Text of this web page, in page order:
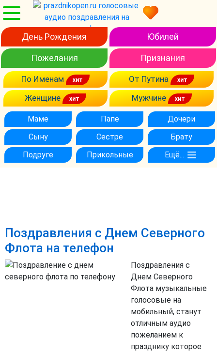
День Рождения Юбилей
Пожелания Признания
По Именам
От Путина
Женщине
Мужчине
Маме Папе
Дочери
Сыну
Сестре
Брату
Подруге
Прикольные Ещё...
Поздравления с Днем Северного
Флота на телефон
Поздравления с
Днем Северного
Флота музыкальные
голосовые на
мобильный, станут
отличным аудио
пожеланием к
празднику которое